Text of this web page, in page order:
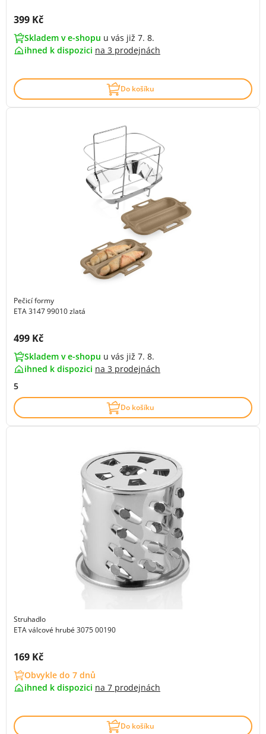
Cena s DPH:
399 Kč
Skladem v e-shopu u vás již 7. 8.
ihned k dispozici na 3 prodejnách
Do košíku
Pečicí formy
ETA 3147 99010 zlatá
Cena s DPH:
499 Kč
Skladem v e-shopu u vás již 7. 8.
ihned k dispozici na 3 prodejnách
5
Do košíku
Struhadlo
ETA válcové hrubé 3075 00190
Cena s DPH:
169 Kč
Obvykle do 7 dnů
ihned k dispozici na 7 prodejnách
Do košíku